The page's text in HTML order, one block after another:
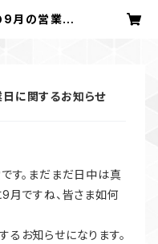
9月の営業日
に関するお知らせ
す。まだまだ日中は真
月ですね、皆さま如何
お知らせになります。